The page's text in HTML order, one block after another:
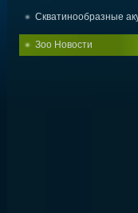
Скватинообразные
Зоо Новости